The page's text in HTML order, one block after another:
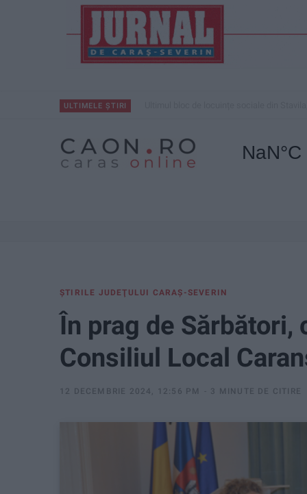
ULTIMELE ȘTIRI
ŞTIRILE JUDEŢULUI CARAŞ-SEVERIN
În prag de Sărbători,
Consiliul Local
12 DECEMBRIE 2024, 12:56 PM 3 MINUTE DE CITIRE